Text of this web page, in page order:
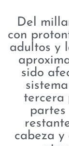
Del
con
adultos y
sido
tercera
partes
cabeza y